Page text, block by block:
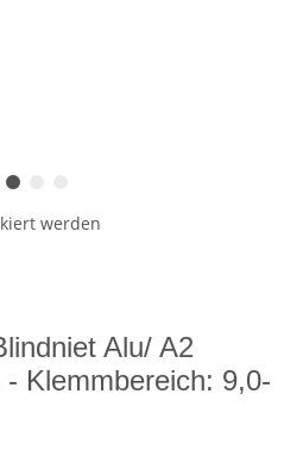
Alu/ A2
Klemmbereich: 9,0-